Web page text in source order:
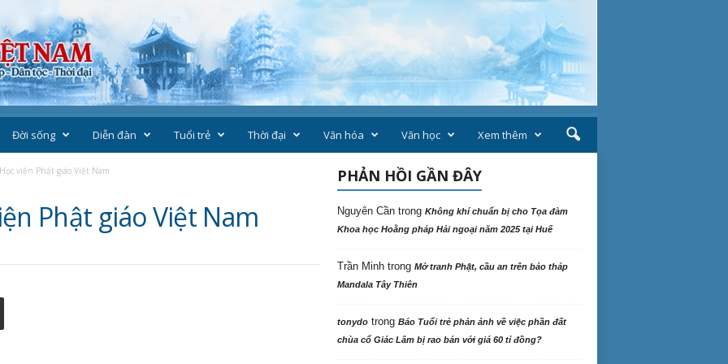
Đời sống Diễn đàn Tuổi trẻ Thời đại Văn hóa Văn học Xem thêm
viện Phật giáo Việt Nam
Phật giáo Việt Nam
PHẢN HỒI GẦN ĐÂY
Nguyên Cầntrong Không khí chuẩn bị cho Tọa đàm
Khoa học Hoằng pháp Hải ngoại năm 2025 tại Huế
Trần Minhtrong Mở tranh Phật, cầu an trên bảo tháp
Mandala Tây Thiên
tonydotrong Báo Tuổi trẻ phản ảnh về việc phần đất
chùa cổ Giác Lâm bị rao bán với giá 60 tỉ đồng?